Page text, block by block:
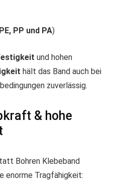
PE, PP und PA)
und hohen
hält das Band auch bei
zuverlässig.
& hohe
Bohren Klebeband
enorme Tragfähigkeit: